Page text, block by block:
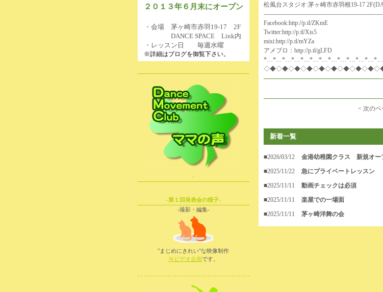
松風台スタジオ:茅ヶ崎市赤羽根19-17
Facebook:http://p.tl/ZKmE
Twitter:http://p.tl/Xis5
mixi:http://p.tl/mYZa
アメブロ： http://p.tl/gLFD
< 次のペ
新着一覧
■2026/03/12
金港幼稚園クラス 新規オー
■2025/11/22
急にプライベートレッスン
■2025/11/11
動画チェックは必須
■2025/11/11
楽屋での一場面
■2025/11/11
茅ヶ崎洋舞の会
２０１３年６月末にオープン
・会場 茅ヶ崎市赤羽19-17 2F
DANCE SPACE Link内
・レッスン日 毎週水曜
※詳細はブログを御覧下さい。
-
-第１回発表会の様子-
-撮影・編集-
"まじめにきれい"な映像制作
Ｎビデオ企画です。